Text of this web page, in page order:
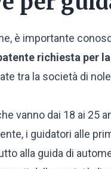
è importante
richiesta per
tra la società di
vanno dai 18 ai 25
i guidatori alle
alla guida di